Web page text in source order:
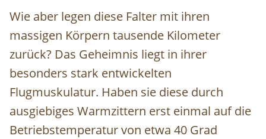
Wie aber legen diese Falter mit ihren
massigen Körpern tausende Kilometer
zurück? Das Geheimnis liegt in ihrer
besonders stark entwickelten
Flugmuskulatur. Haben sie diese durch
ausgiebiges Warmzittern erst einmal auf die
Betriebstemperatur von etwa 40 Grad